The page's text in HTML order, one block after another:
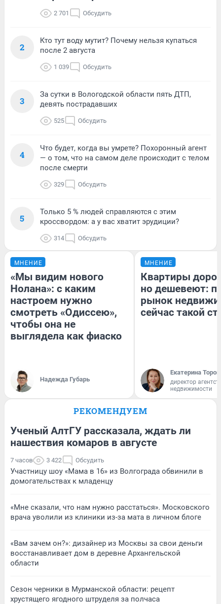
2 701 Обсудить
2
Кто тут воду мутит? Почему нельзя купаться
после 2 августа
1 039 Обсудить
3
За сутки в Вологодской области пять ДТП,
девять пострадавших
525 Обсудить
4
Что будет, когда вы умрете? Похоронный агент
— о том, что на самом деле происходит с телом
после смерти
329 Обсудить
5
Только 5 % людей справляются с этим
кроссвордом: а у вас хватит эрудиции?
314 Обсудить
МНЕНИЕ
«Мы видим нового
Нолана»: с каким
настроем нужно
смотреть «Одиссею»,
чтобы она не
выглядела как фиаско
Надежда Губарь
МНЕНИЕ
Квартиры
но дешевеют:
рынок
сейчас такой
Екатерина
директор
недвижимости
РЕКОМЕНДУЕМ
Ученый АлтГУ рассказала, ждать ли
нашествия комаров в августе
7 часов 3 422 Обсудить
Участницу шоу «Мама в 16» из Волгограда обвинили в
домогательствах к младенцу
«Мне сказали, что нам нужно расстаться». Московского
врача уволили из клиники из-за мата в личном блоге
«Вам зачем он?»: дизайнер из Москвы за свои деньги
восстанавливает дом в деревне Архангельской
области
Сезон черники в Мурманской области: рецепт
хрустящего ягодного штруделя за полчаса